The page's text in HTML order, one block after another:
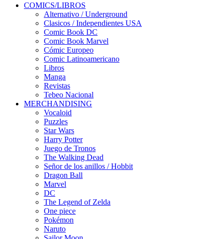
COMICS/LIBROS
Alternativo / Underground
Clasicos / Independientes USA
Comic Book DC
Comic Book Marvel
Cómic Europeo
Comic Latinoamericano
Libros
Manga
Revistas
Tebeo Nacional
MERCHANDISING
Vocaloid
Puzzles
Star Wars
Harry Potter
Juego de Tronos
The Walking Dead
Señor de los anillos / Hobbit
Dragon Ball
Marvel
DC
The Legend of Zelda
One piece
Pokémon
Naruto